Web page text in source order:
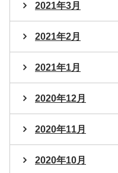
2021年3月
2021年2月
2021年1月
2020年12月
2020年11月
2020年10月